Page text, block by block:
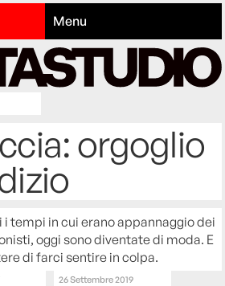
Menu
orgoglio
tempi in cui erano appannaggio dei
oggi sono diventate di moda. E
di farci sentire in colpa.
26 Settembre 2019